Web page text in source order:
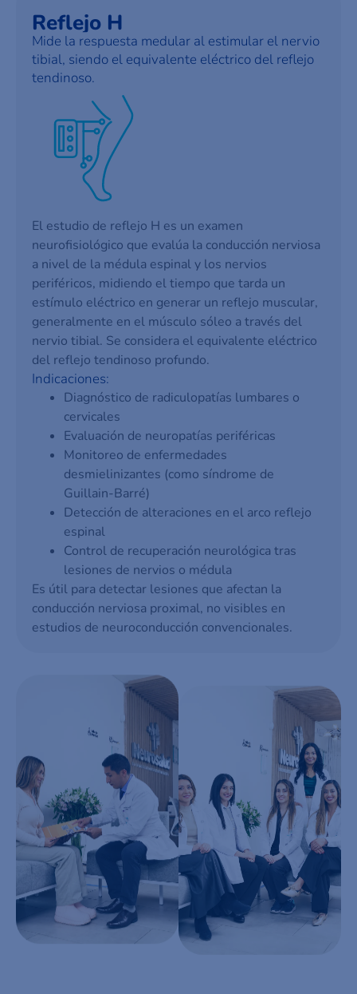
Reflejo H
Mide la respuesta medular al estimular el nervio
tibial, siendo el equivalente eléctrico del reflejo
tendinoso.
El estudio de reflejo H es un examen
neurofisiológico que evalúa la conducción nerviosa
a nivel de la médula espinal y los nervios
periféricos, midiendo el tiempo que tarda un
estímulo eléctrico en generar un reflejo muscular,
generalmente en el músculo sóleo a través del
nervio tibial. Se considera el equivalente eléctrico
del reflejo tendinoso profundo.
Indicaciones:
Diagnóstico de radiculopatías lumbares o
cervicales
Evaluación de neuropatías periféricas
Monitoreo de enfermedades
desmielinizantes (como síndrome de
Guillain-Barré)
Detección de alteraciones en el arco reflejo
espinal
Control de recuperación neurológica tras
lesiones de nervios o médula
Es útil para detectar lesiones que afectan la
conducción nerviosa proximal, no visibles en
estudios de neuroconducción convencionales.